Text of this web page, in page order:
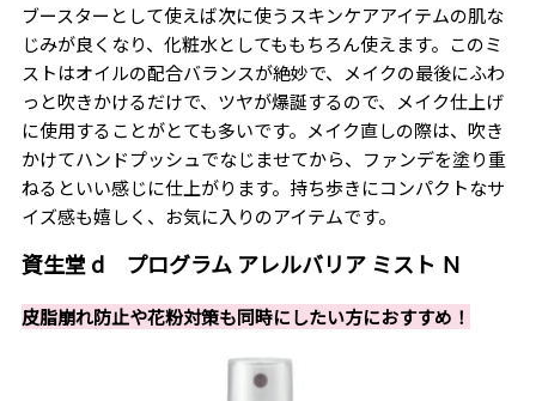
ブースターとして使えば次に使うスキンケアアイテムの肌な
じみが良くなり、化粧水としてももちろん使えます。このミ
ストはオイルの配合バランスが絶妙で、メイクの最後にふわ
っと吹きかけるだけで、ツヤが爆誕するので、メイク仕上げ
に使用することがとても多いです。メイク直しの際は、吹き
かけてハンドプッシュでなじませてから、ファンデを塗り重
ねるといい感じに仕上がります。持ち歩きにコンパクトなサ
イズ感も嬉しく、お気に入りのアイテムです。
資生堂 d プログラム アレルバリア ミスト Ｎ
皮脂崩れ防止や花粉対策も同時にしたい方におすすめ！